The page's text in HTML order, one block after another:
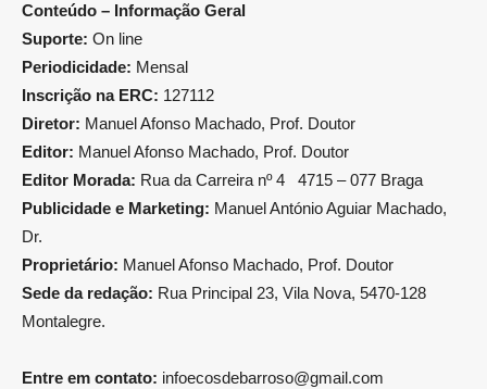
Conteúdo – Informação Geral
Suporte: On line
Periodicidade: Mensal
Inscrição na ERC: 127112
Diretor: Manuel Afonso Machado, Prof. Doutor
Editor: Manuel Afonso Machado, Prof. Doutor
Editor Morada: Rua da Carreira nº 4 4715 – 077 Braga
Publicidade e Marketing: Manuel António Aguiar Machado,
Dr.
Proprietário: Manuel Afonso Machado, Prof. Doutor
Sede da redação: Rua Principal 23, Vila Nova, 5470-128
Montalegre.
Entre em contato: infoecosdebarroso@gmail.com